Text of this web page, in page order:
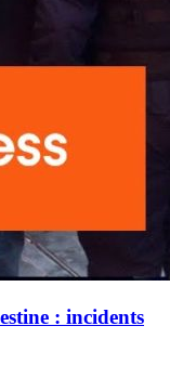
: incidents